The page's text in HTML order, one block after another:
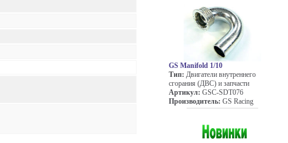
GS Manifold 1/10
Тип: Двигатели внутреннего
сгорания (ДВС) и запчасти
Артикул: GSC-SDT076
Производитель: GS Racing